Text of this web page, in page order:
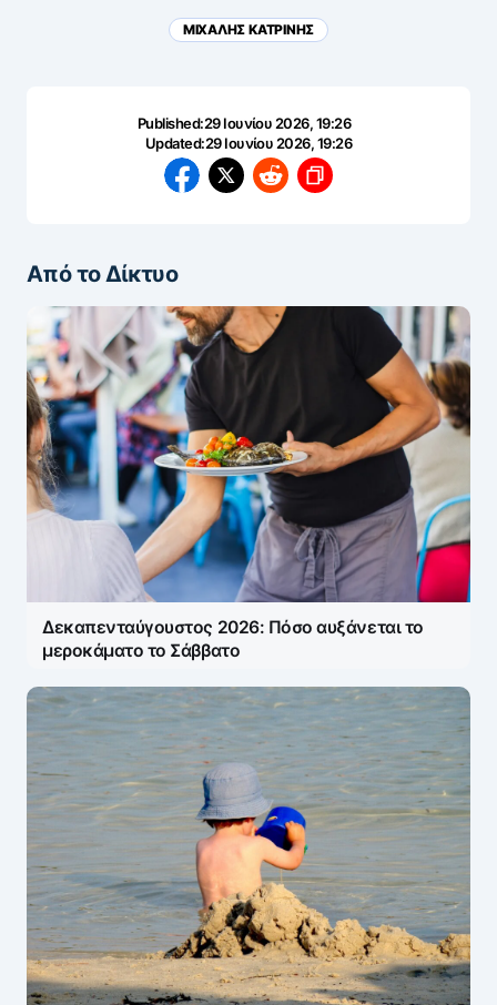
ΜΙΧΑΛΗΣ ΚΑΤΡΙΝΗΣ
Published:29 Ιουνίου 2026, 19:26
Updated:29 Ιουνίου 2026, 19:26
Από το Δίκτυο
Δεκαπενταύγουστος 2026: Πόσο αυξάνεται το
μεροκάματο το Σάββατο